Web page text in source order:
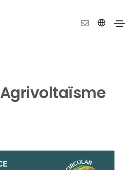
Agrivoltaïsme